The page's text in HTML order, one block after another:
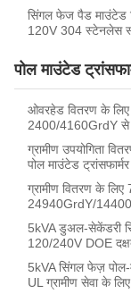
सिंगल फेज पैड माउंटेड
120V 304 स्टेनलेस
पोल माउंटेड
ओवरहेड वितरण के लिए
2400/4160GrdY
ग्रामीण उपयोगिता
पोल माउंटेड ट्रांसफार्मर
ग्रामीण वितरण के
24940GrdY/
5kVA डुअल-सेकेंडरी
120/240V DOE
5kVA सिंगल फेज़
UL ग्रामीण सेवा के